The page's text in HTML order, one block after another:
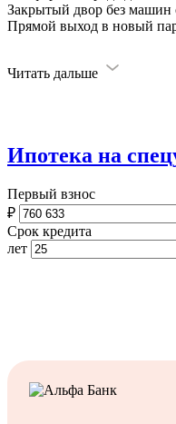
Закрытый двор без
Прямой выход в новый
Читать дальше
Ипотека на
Первый взнос
₽
Срок кредита
лет